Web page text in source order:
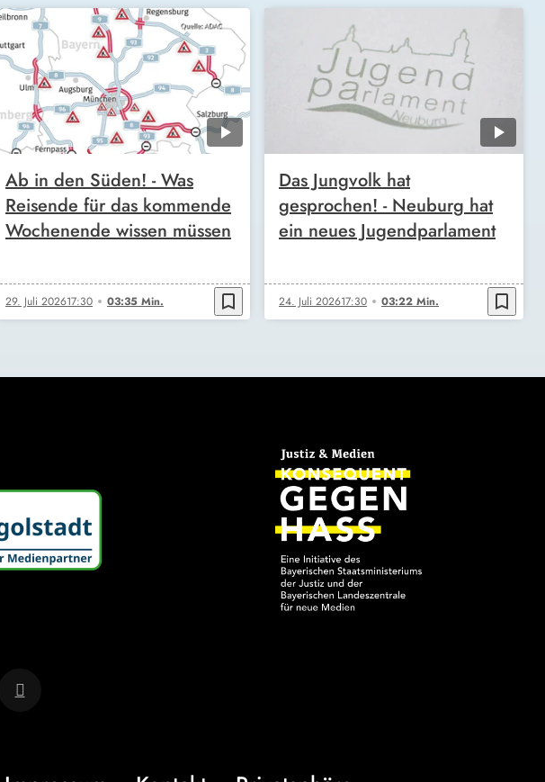
Ab in den Süden! - Was
Reisende für das kommende
Wochenende wissen müssen
29. Juli 202617:30 03:35 Min. bookmark_border
Das Jungvolk hat
gesprochen! - Neuburg hat
ein neues Jugendparlament
24. Juli 202617:30 03:22 Min. bookmark_border